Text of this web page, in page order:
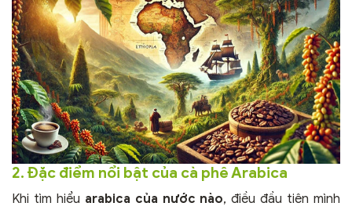
2. Đặc điểm nổi bật của cà phê Arabica
Khi tìm hiểu arabica của nước nào, điều đầu tiên mình